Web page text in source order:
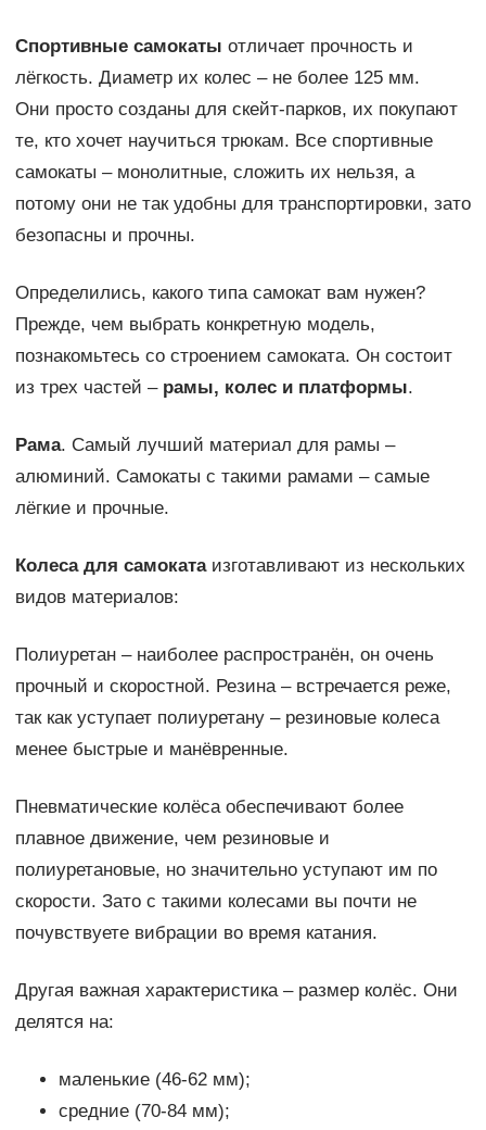
Спортивные самокаты отличает прочность и
лёгкость. Диаметр их колес – не более 125 мм.
Они просто созданы для скейт-парков, их покупают
те, кто хочет научиться трюкам. Все спортивные
самокаты – монолитные, сложить их нельзя, а
потому они не так удобны для транспортировки, зато
безопасны и прочны.
Определились, какого типа самокат вам нужен?
Прежде, чем выбрать конкретную модель,
познакомьтесь со строением самоката. Он состоит
из трех частей – рамы, колес и платформы.
Рама. Самый лучший материал для рамы –
алюминий. Самокаты с такими рамами – самые
лёгкие и прочные.
Колеса для самокатаизготавливают из нескольких
видов материалов:
Полиуретан – наиболее распространён, он очень
прочный и скоростной. Резина – встречается реже,
так как уступает полиуретану – резиновые колеса
менее быстрые и манёвренные.
Пневматические колёса обеспечивают более
плавное движение, чем резиновые и
полиуретановые, но значительно уступают им по
скорости. Зато с такими колесами вы почти не
почувствуете вибрации во время катания.
Другая важная характеристика – размер колёс. Они
делятся на:
маленькие (46-62 мм);
средние (70-84 мм);